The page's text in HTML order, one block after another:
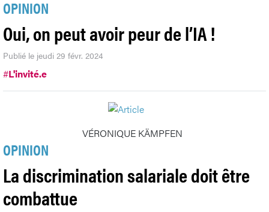
OPINION
Oui, on peut avoir peur de l’IA !
Publié le jeudi 29 févr. 2024
#L'invité.e
VÉRONIQUE KÄMPFEN
OPINION
La discrimination salariale doit être
combattue